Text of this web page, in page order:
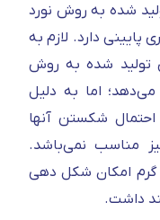
شده به روش نورد
پایینی دارد. لازم به
تولید شده به روش
می‌دهد؛ اما به دلیل
احتمال شکستن آنها
مناسب نمی‌باشد.
گرم امکان شکل دهی
داشت.